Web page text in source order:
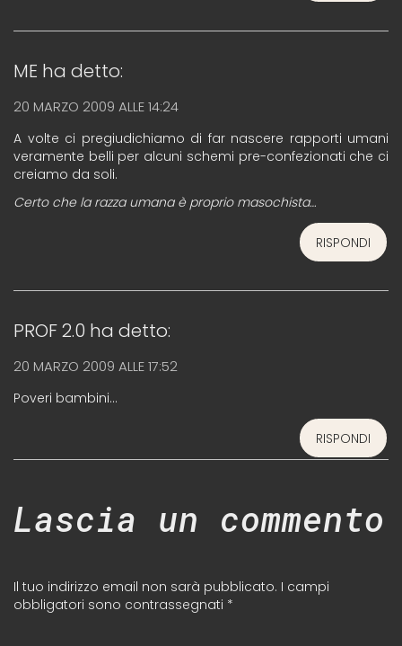
ME ha detto:
20 MARZO 2009 ALLE 14:24
A volte ci pregiudichiamo di far nascere rapporti umani
veramente belli per alcuni schemi pre-confezionati che ci
creiamo da soli.
Certo che la razza umana è proprio masochista…
RISPONDI
PROF 2.0 ha detto:
20 MARZO 2009 ALLE 17:52
Poveri bambini…
RISPONDI
Lascia un commento
Il tuo indirizzo email non sarà pubblicato. I campi
obbligatori sono contrassegnati *